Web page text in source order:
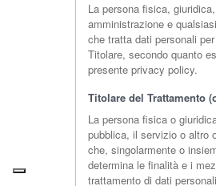
La persona fisica,
amministrazione e
che tratta dati personali
Titolare, secondo quanto
presente privacy policy.
Titolare del Trattamento
La persona fisica o
pubblica, il servizio o altro
che, singolarmente o
determina le finalità e i
trattamento di dati